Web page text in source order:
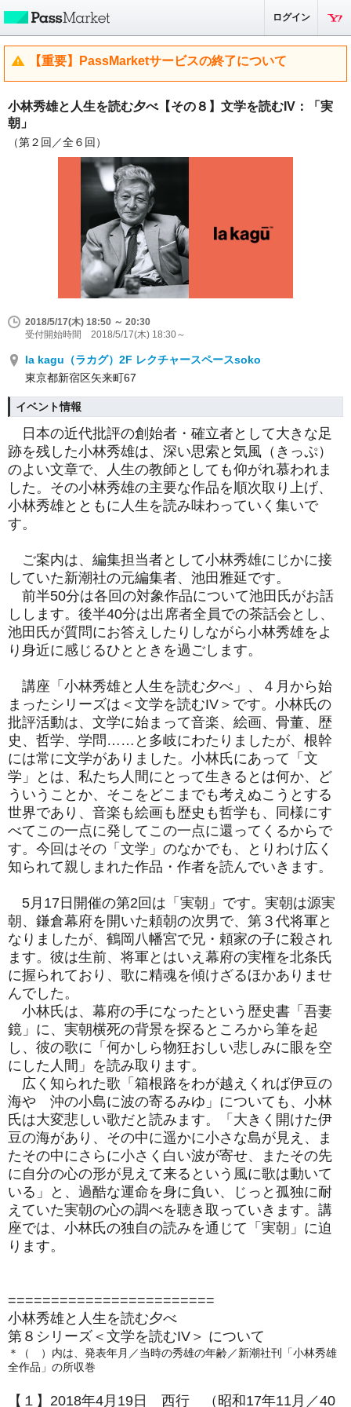
ログイン
【重要】PassMarketサービスの終了について
小林秀雄と人生を読む夕べ【その８】文学を読むIV：「実
朝」
（第２回／全６回）
2018/5/17(木) 18:50 ～ 20:30
受付開始時間 2018/5/17(木) 18:30～
la kagu（ラカグ）2F レクチャースペースsoko
東京都新宿区矢来町67
イベント情報
日本の近代批評の創始者・確立者として大きな足
跡を残した小林秀雄は、深い思索と気風（きっぷ）
のよい文章で、人生の教師としても仰がれ慕われま
した。その小林秀雄の主要な作品を順次取り上げ、
小林秀雄とともに人生を読み味わっていく集いで
す。
ご案内は、編集担当者として小林秀雄にじかに接
していた新潮社の元編集者、池田雅延です。
前半50分は各回の対象作品について池田氏がお話
しします。後半40分は出席者全員での茶話会とし、
池田氏が質問にお答えしたりしながら小林秀雄をよ
り身近に感じるひとときを過ごします。
講座「小林秀雄と人生を読む夕べ」、４月から始
まったシリーズは＜文学を読むIV＞です。小林氏の
批評活動は、文学に始まって音楽、絵画、骨董、歴
史、哲学、学問……と多岐にわたりましたが、根幹
には常に文学がありました。小林氏にあって「文
学」とは、私たち人間にとって生きるとは何か、ど
ういうことか、そこをどこまでも考えぬこうとする
世界であり、音楽も絵画も歴史も哲学も、同様にす
べてこの一点に発してこの一点に還ってくるからで
す。今回はその「文学」のなかでも、とりわけ広く
知られて親しまれた作品・作者を読んでいきます。
5月17日開催の第2回は「実朝」です。実朝は源実
朝、鎌倉幕府を開いた頼朝の次男で、第３代将軍と
なりましたが、鶴岡八幡宮で兄・頼家の子に殺され
ます。彼は生前、将軍とはいえ幕府の実権を北条氏
に握られており、歌に精魂を傾けざるほかありませ
んでした。
小林氏は、幕府の手になったという歴史書「吾妻
鏡」に、実朝横死の背景を探るところから筆を起
し、彼の歌に「何かしら物狂おしい悲しみに眼を空
にした人間」を読み取ります。
広く知られた歌「箱根路をわが越えくれば伊豆の
海や 沖の小島に波の寄るみゆ」についても、小林
氏は大変悲しい歌だと読みます。「大きく開けた伊
豆の海があり、その中に遥かに小さな島が見え、ま
たその中にさらに小さく白い波が寄せ、またその先
に自分の心の形が見えて来るという風に歌は動いて
いる」と、過酷な運命を身に負い、じっと孤独に耐
えていた実朝の心の調べを聴き取っていきます。講
座では、小林氏の独自の読みを通じて「実朝」に迫
ります。
========================
小林秀雄と人生を読む夕べ
第８シリーズ＜文学を読むIV＞ について
＊（ ）内は、発表年月／当時の秀雄の年齢／新潮社刊「小林秀雄
全作品」の所収巻
【１】2018年4月19日 西行 （昭和17年11月／40